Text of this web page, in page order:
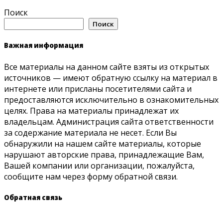
Поиск
Поиск
Важная информация
Все материалы на данном сайте взяты из открытых
источников — имеют обратную ссылку на материал в
интернете или присланы посетителями сайта и
предоставляются исключительно в ознакомительных
целях. Права на материалы принадлежат их
владельцам. Администрация сайта ответственности
за содержание материала не несет. Если Вы
обнаружили на нашем сайте материалы, которые
нарушают авторские права, принадлежащие Вам,
Вашей компании или организации, пожалуйста,
сообщите нам через форму обратной связи.
Обратная связь